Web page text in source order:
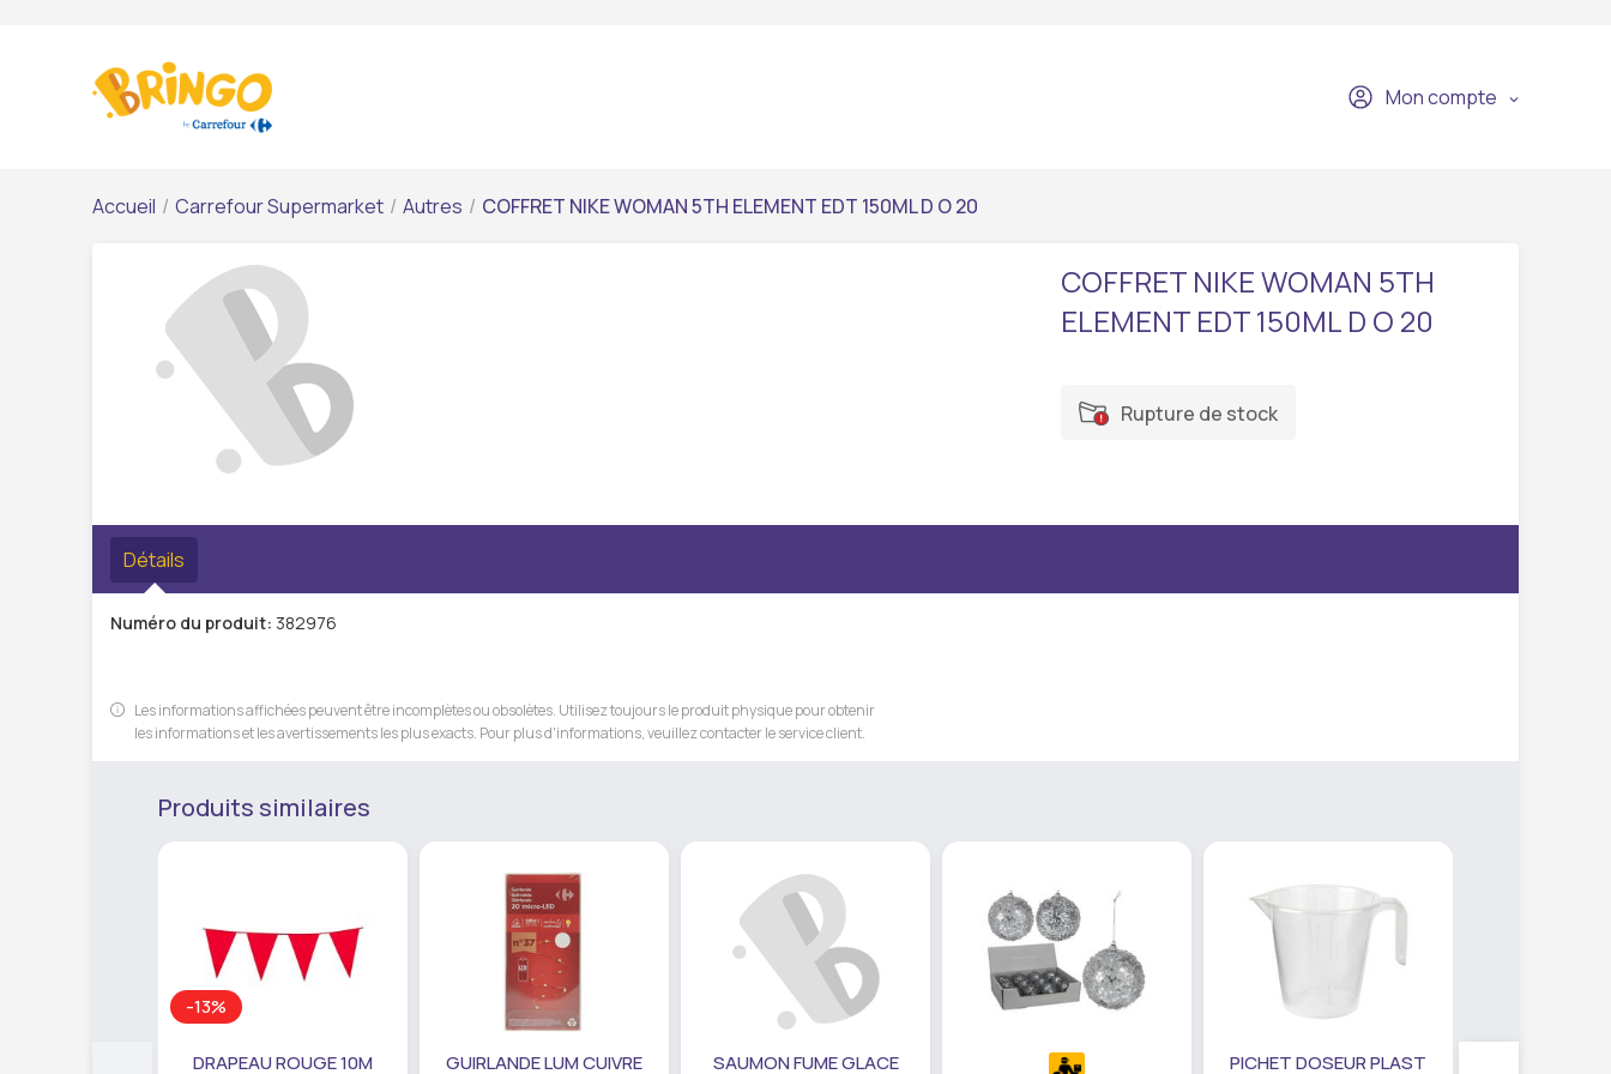
Mon compte
Accueil / Carrefour Supermarket / Autres / COFFRET NIKE WOMAN 5TH ELEMENT EDT 150ML D O 20
COFFRET NIKE WOMAN 5TH
ELEMENT EDT 150ML D O 20
Rupture de stock
Détails
Numéro du produit: 382976
Les informations affichées peuvent être incomplètes ou obsolètes. Utilisez toujours le produit physique pour obtenir
les informations et les avertissements les plus exacts. Pour plus d'informations, veuillez contacter le service client.
Produits similaires
-13%
DRAPEAU ROUGE 10M
GUIRLANDE LUM CUIVRE
SAUMON FUME GLACE
PICHET DOSEUR PLAST